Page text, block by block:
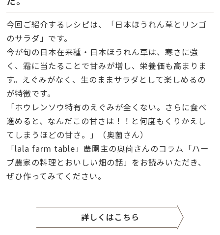
今回ご紹介するレシピは、「日本ほうれん草とリンゴ
のサラダ」です。
今が旬の日本在来種・日本ほうれん草は、寒さに強
く、霜に当たることで甘みが増し、栄養価も高まりま
す。えぐみがなく、生のままサラダとして楽しめるの
が特徴です。
「ホウレンソウ特有のえぐみが全くない。さらに食べ
進めると、なんだこの甘さは！！と何度もくりかえし
てしまうほどの甘さ。」
（奥薗さん）
「lala farm table」農園主の奥薗さんのコラム「ハー
ブ農家の料理とおいしい畑の話」をお読みいただき、
ぜひ作ってみてください。
詳しくはこちら